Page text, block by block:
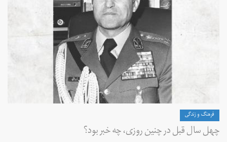
فرهنگ و زندگی
چهل سال قبل در چنین روزی، چه خبر بود؟